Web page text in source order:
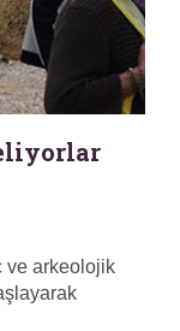
ve arkeolojik